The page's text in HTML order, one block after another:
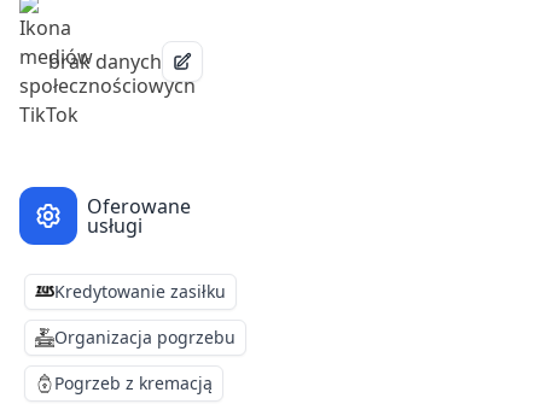
brak danych
Oferowane
usługi
Kredytowanie zasiłku
Organizacja pogrzebu
Pogrzeb z kremacją